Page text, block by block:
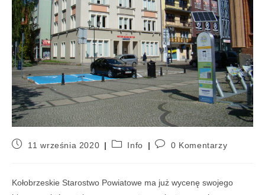
11 września 2020 Info 0 Komentarzy
Kołobrzeskie Starostwo Powiatowe ma już wycenę swojego